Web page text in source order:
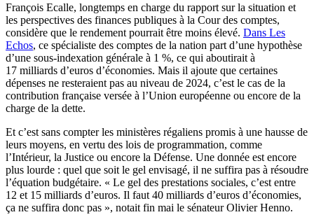
François Ecalle, longtemps en charge du rapport sur la situation et
les perspectives des finances publiques à la Cour des comptes,
considère que le rendement pourrait être moins élevé. Dans Les
Echos, ce spécialiste des comptes de la nation part d’une hypothèse
d’une sous-indexation générale à 1 %, ce qui aboutirait à
17 milliards d’euros d’économies. Mais il ajoute que certaines
dépenses ne resteraient pas au niveau de 2024, c’est le cas de la
contribution française versée à l’Union européenne ou encore de la
charge de la dette.
Et c’est sans compter les ministères régaliens promis à une hausse de
leurs moyens, en vertu des lois de programmation, comme
l’Intérieur, la Justice ou encore la Défense. Une donnée est encore
plus lourde : quel que soit le gel envisagé, il ne suffira pas à résoudre
l’équation budgétaire. « Le gel des prestations sociales, c’est entre
12 et 15 milliards d’euros. Il faut 40 milliards d’euros d’économies,
ça ne suffira donc pas », notait fin mai le sénateur Olivier Henno.